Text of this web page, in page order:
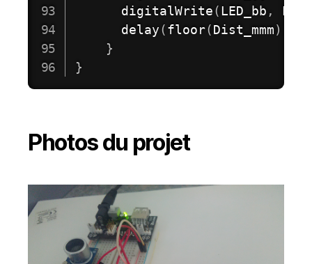
digitalWrite(LED_bb , LOW
delay(floor(Dist_mmm)
}
}
Photos du projet